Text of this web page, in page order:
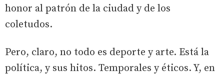
honor al patrón de la ciudad y de los
coletudos.
Pero, claro, no todo es deporte y arte. Está la
política, y sus hitos. Temporales y éticos. Y, en